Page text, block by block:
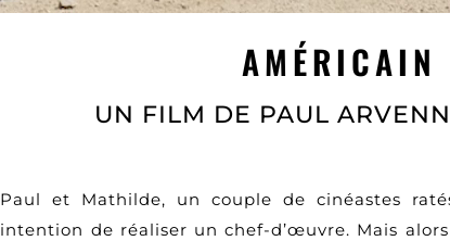
AMÉRICAIN
UN FILM DE PAUL
Paul et Mathilde, un couple de cinéastes
intention de réaliser un chef-d’œuvre. Mais